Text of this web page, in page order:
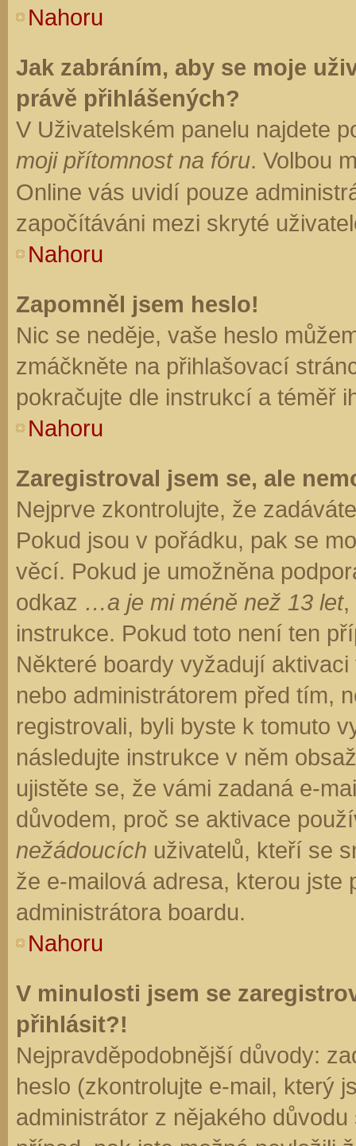
Nahoru
Jak zabráním, aby se moje
právě přihlášených?
V Uživatelském panelu najdete
moji přítomnost na fóru. Volbou
Online vás uvidí pouze
započítáváni mezi skryté
Nahoru
Zapomněl jsem heslo!
Nic se neděje, vaše heslo
zmáčkněte na přihlašovací
pokračujte dle instrukcí a téměř
Nahoru
Zaregistroval jsem se, ale
Nejprve zkontrolujte, že
Pokud jsou v pořádku, pak se
věcí. Pokud je umožněna
odkaz …a je mi méně než 13 let,
instrukce. Pokud toto není ten
Některé boardy vyžadují
nebo administrátorem před tím,
registrovali, byli byste k tomuto
následujte instrukce v něm
ujistěte se, že vámi zadaná e-
důvodem, proč se aktivace
nežádoucích uživatelů, kteří se
že e-mailová adresa, kterou jste
administrátora boardu.
Nahoru
V minulosti jsem se
přihlásit?!
Nejpravděpodobnější důvody:
heslo (zkontrolujte e-mail, který
administrátor z nějakého